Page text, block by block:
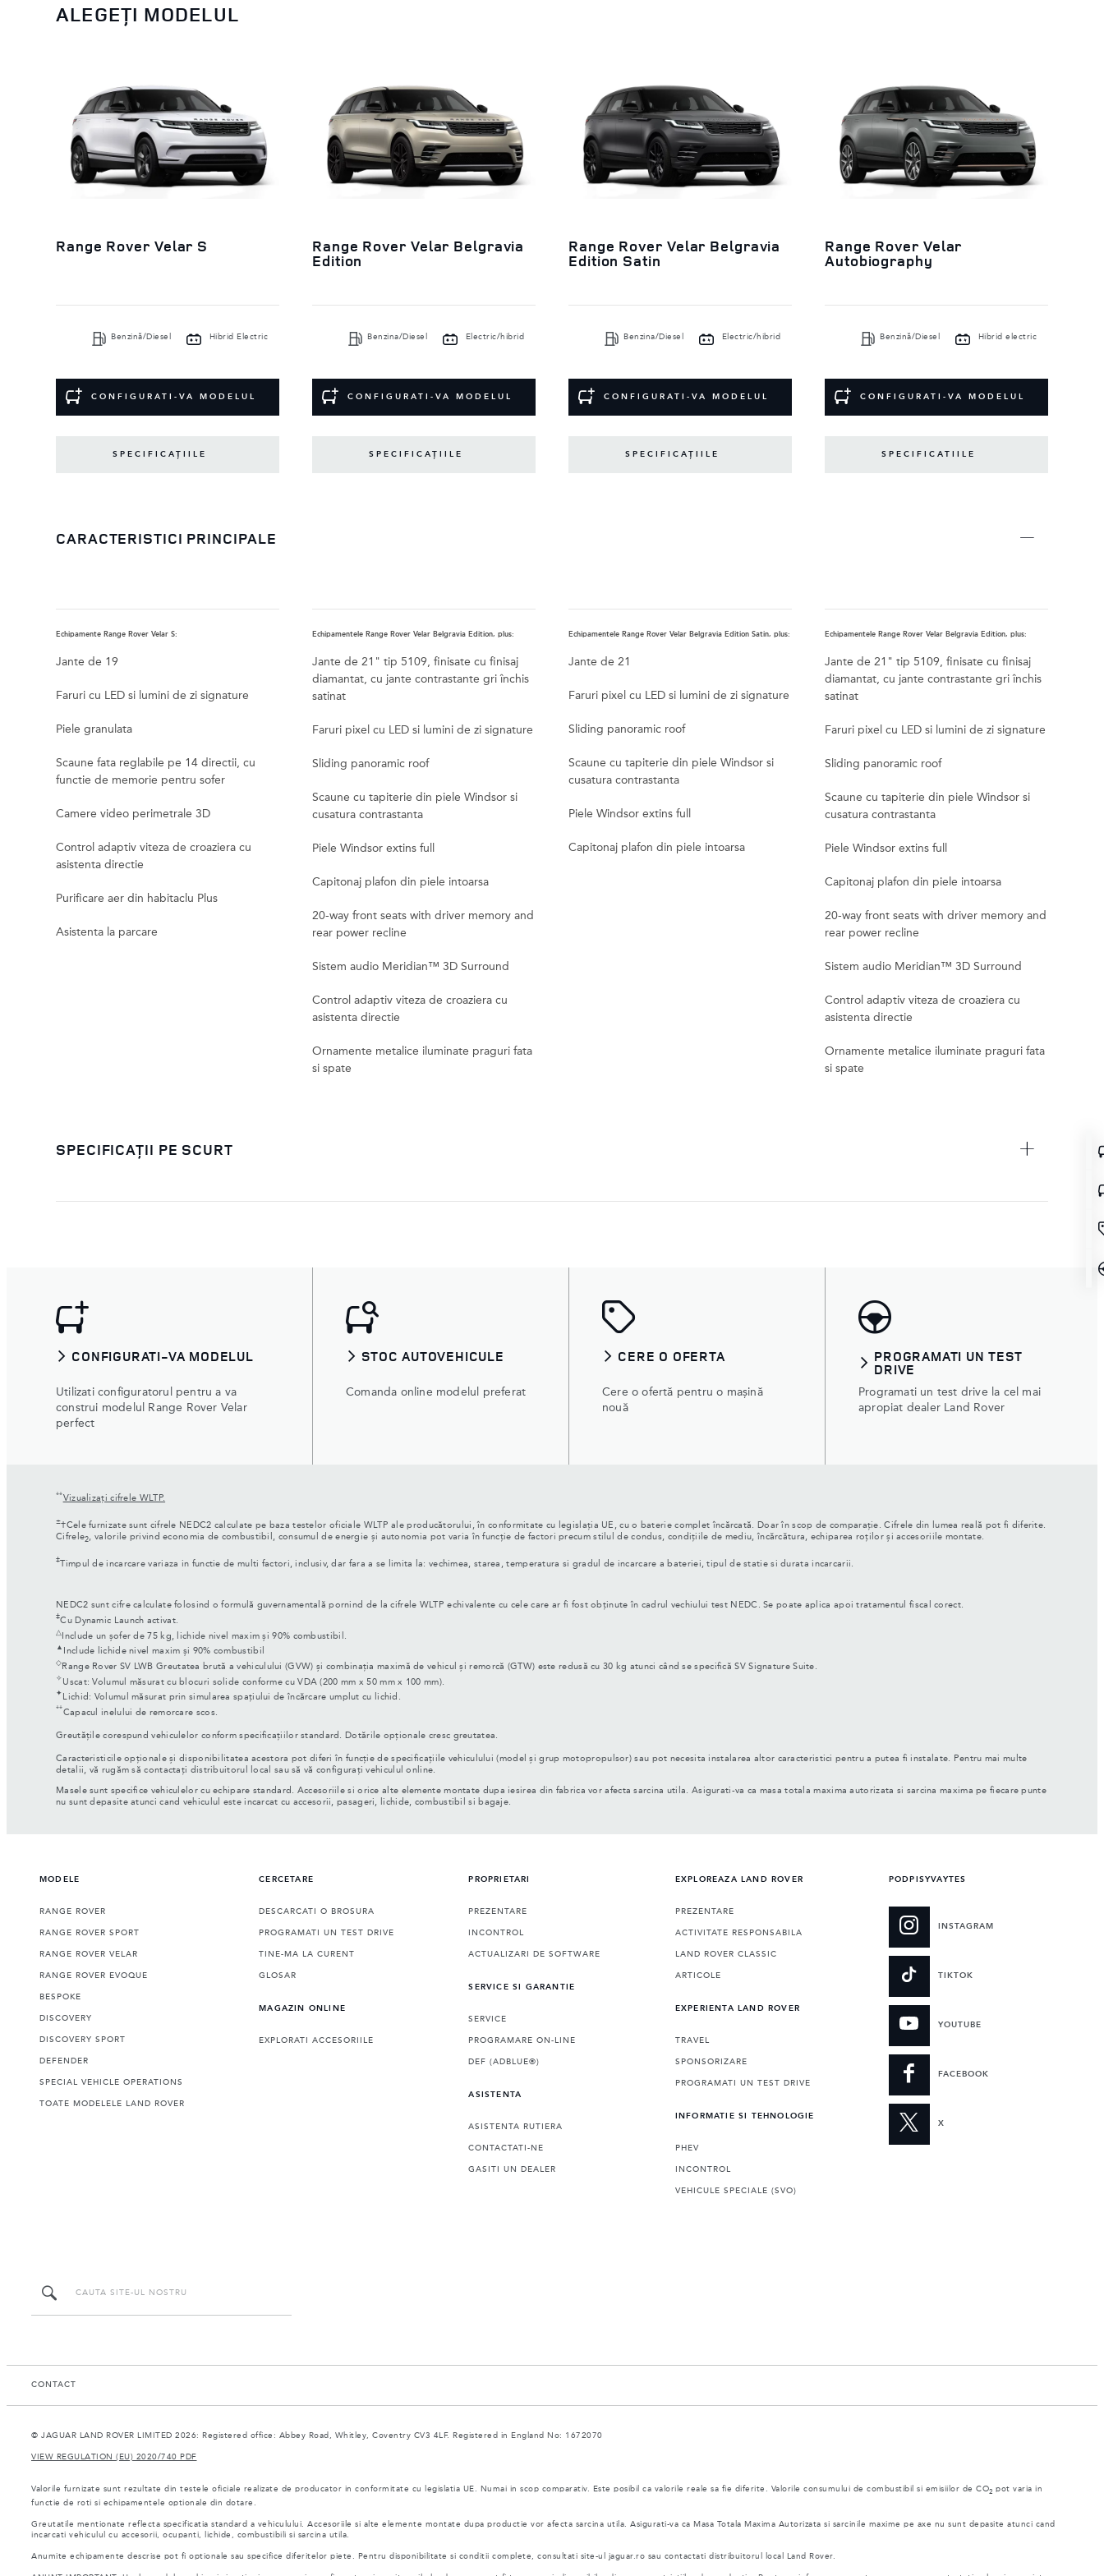
ALEGEȚI MODELUL
Range Rover Velar S
Benzină/Diesel Hibrid Electric
CONFIGURATI-VA MODELUL
SPECIFICAȚIILE
Range Rover Velar Belgravia
Edition
Benzina/Diesel Electric/hibrid
CONFIGURATI-VA MODELUL
SPECIFICAȚIILE
Range Rover Velar Belgravia
Edition Satin
Benzina/Diesel Electric/hibrid
CONFIGURATI-VA MODELUL
SPECIFICAȚIILE
Range Rover Velar
Autobiography
Benzină/Diesel Hibrid electric
CONFIGURATI-VA MODELUL
SPECIFICATIILE
CARACTERISTICI PRINCIPALE
Echipamente Range Rover Velar S:
Jante de 19
Faruri cu LED si lumini de zi signature
Piele granulata
Scaune fata reglabile pe 14 directii, cu
functie de memorie pentru sofer
Camere video perimetrale 3D
Control adaptiv viteza de croaziera cu
asistenta directie
Purificare aer din habitaclu Plus
Asistenta la parcare
Echipamentele Range Rover Velar Belgravia Edition, plus:
Jante de 21" tip 5109, finisate cu finisaj
diamantat, cu jante contrastante gri închis
satinat
Faruri pixel cu LED si lumini de zi signature
Sliding panoramic roof
Scaune cu tapiterie din piele Windsor si
cusatura contrastanta
Piele Windsor extins full
Capitonaj plafon din piele intoarsa
20-way front seats with driver memory and
rear power recline
Sistem audio Meridian™ 3D Surround
Control adaptiv viteza de croaziera cu
asistenta directie
Ornamente metalice iluminate praguri fata
si spate
Echipamentele Range Rover Velar Belgravia Edition Satin, plus:
Jante de 21
Faruri pixel cu LED si lumini de zi signature
Sliding panoramic roof
Scaune cu tapiterie din piele Windsor si
cusatura contrastanta
Piele Windsor extins full
Capitonaj plafon din piele intoarsa
Echipamentele Range Rover Velar Belgravia Edition, plus:
Jante de 21" tip 5109, finisate cu finisaj
diamantat, cu jante contrastante gri închis
satinat
Faruri pixel cu LED si lumini de zi signature
Sliding panoramic roof
Scaune cu tapiterie din piele Windsor si
cusatura contrastanta
Piele Windsor extins full
Capitonaj plafon din piele intoarsa
20-way front seats with driver memory and
rear power recline
Sistem audio Meridian™ 3D Surround
Control adaptiv viteza de croaziera cu
asistenta directie
Ornamente metalice iluminate praguri fata
si spate
SPECIFICAȚII PE SCURT
CONFIGURATI-VA MODELUL
Utilizati configuratorul pentru a va
construi modelul Range Rover Velar
perfect
STOC AUTOVEHICULE
Comanda online modelul preferat
CERE O OFERTA
Cere o ofertă pentru o mașină
nouă
PROGRAMATI UN TEST
DRIVE
Programati un test drive la cel mai
apropiat dealer Land Rover
**Vizualizați cifrele WLTP.
±†Cele furnizate sunt cifrele NEDC2 calculate pe baza testelor oficiale WLTP ale producătorului, în conformitate cu legislația UE, cu o baterie complet încărcată. Doar în scop de comparație. Cifrele din lumea reală pot fi diferite.
Cifrele2, valorile privind economia de combustibil, consumul de energie și autonomia pot varia în funcție de factori precum stilul de condus, condițiile de mediu, încărcătura, echiparea roților și accesoriile montate.
‡ Timpul de incarcare variaza in functie de multi factori, inclusiv, dar fara a se limita la: vechimea, starea, temperatura si gradul de incarcare a bateriei, tipul de statie si durata incarcarii.
NEDC2 sunt cifre calculate folosind o formulă guvernamentală pornind de la cifrele WLTP echivalente cu cele care ar fi fost obținute în cadrul vechiului test NEDC. Se poate aplica apoi tratamentul fiscal corect.
‡Cu Dynamic Launch activat.
△ Include un șofer de 75 kg, lichide nivel maxim și 90% combustibil.
▲ Include lichide nivel maxim și 90% combustibil
◇ Range Rover SV LWB Greutatea brută a vehiculului (GVW) și combinația maximă de vehicul și remorcă (GTW) este redusă cu 30 kg atunci când se specifică SV Signature Suite.
✧ Uscat: Volumul măsurat cu blocuri solide conforme cu VDA (200 mm x 50 mm x 100 mm).
✦ Lichid: Volumul măsurat prin simularea spațiului de încărcare umplut cu lichid.
**Capacul inelului de remorcare scos.
Greutățile corespund vehiculelor conform specificațiilor standard. Dotările opționale cresc greutatea.
Caracteristicile opționale și disponibilitatea acestora pot diferi în funcție de specificațiile vehiculului (model și grup motopropulsor) sau pot necesita instalarea altor caracteristici pentru a putea fi instalate. Pentru mai multe
detalii, vă rugăm să contactați distribuitorul local sau să vă configurați vehiculul online.
Masele sunt specifice vehiculelor cu echipare standard. Accesoriile si orice alte elemente montate dupa iesirea din fabrica vor afecta sarcina utila. Asigurati-va ca masa totala maxima autorizata si sarcina maxima pe fiecare punte
nu sunt depasite atunci cand vehiculul este incarcat cu accesorii, pasageri, lichide, combustibil si bagaje.
MODELE
RANGE ROVER
RANGE ROVER SPORT
RANGE ROVER VELAR
RANGE ROVER EVOQUE
BESPOKE
DISCOVERY
DISCOVERY SPORT
DEFENDER
SPECIAL VEHICLE OPERATIONS
TOATE MODELELE LAND ROVER
CERCETARE
DESCARCATI O BROSURA
PROGRAMATI UN TEST DRIVE
TINE-MA LA CURENT
GLOSAR
MAGAZIN ONLINE
EXPLORATI ACCESORIILE
PROPRIETARI
PREZENTARE
INCONTROL
ACTUALIZARI DE SOFTWARE
SERVICE SI GARANTIE
SERVICE
PROGRAMARE ON-LINE
DEF (ADBLUE®)
ASISTENTA
ASISTENTA RUTIERA
CONTACTATI-NE
GASITI UN DEALER
EXPLOREAZA LAND ROVER
PREZENTARE
ACTIVITATE RESPONSABILA
LAND ROVER CLASSIC
ARTICOLE
EXPERIENTA LAND ROVER
TRAVEL
SPONSORIZARE
PROGRAMATI UN TEST DRIVE
INFORMATIE SI TEHNOLOGIE
PHEV
INCONTROL
VEHICULE SPECIALE (SVO)
PODPISYVAYTES
INSTAGRAM
TIKTOK
YOUTUBE
FACEBOOK
X
CONTACT
© JAGUAR LAND ROVER LIMITED 2026: Registered office: Abbey Road, Whitley, Coventry CV3 4LF. Registered in England No: 1672070
VIEW REGULATION (EU) 2020/740 PDF
Valorile furnizate sunt rezultate din testele oficiale realizate de producator in conformitate cu legislatia UE. Numai in scop comparativ. Este posibil ca valorile reale sa fie diferite. Valorile consumului de combustibil si emisiilor de CO2 pot varia in
functie de roti si echipamentele optionale din dotare.
Greutatile mentionate reflecta specificatia standard a vehiculului. Accesoriile si alte elemente montate dupa productie vor afecta sarcina utila. Asigurati-va ca Masa Totala Maxima Autorizata si sarcinile maxime pe axe nu sunt depasite atunci cand
incarcati vehiculul cu accesorii, ocupanti, lichide, combustibili si sarcina utila.
Anumite echipamente descrise pot fi optionale sau specifice diferitelor piete. Pentru disponibilitate si conditii complete, consultati site-ul jaguar.ro sau contactati distribuitorul local Land Rover.